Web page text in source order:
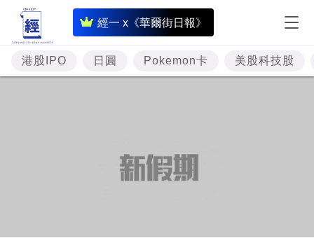
經一 x《華爾街日報》
即
時
財
經
港股IPO 日圓 Pokemon卡 美股科技股